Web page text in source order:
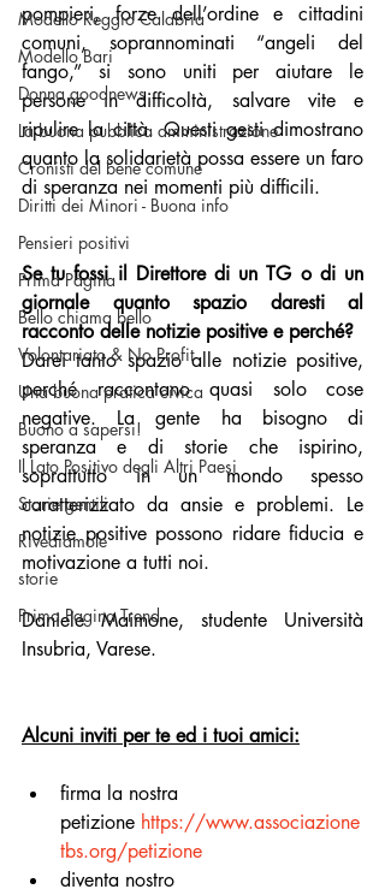
Modello Reggio Calabria
Modello Bari
Donna goodnews
La buona pubblica amministrazione
Cronisti del bene comune
Diritti dei Minori - Buona info
Pensieri positivi
Prima Pagina
Bello chiama bello
Volontariato & No Profit
Una buona pratica civica
Buono a sapersi!
Il Lato Positivo degli Altri Paesi
Storie gentili
Rivediamole
storie
Prima Pagina Trend
pompieri, forze dell’ordine e cittadini
comuni, soprannominati “angeli del
fango,” si sono uniti per aiutare le
persone in difficoltà, salvare vite e
ripulire la città. Questi gesti dimostrano
quanto la solidarietà possa essere un faro
di speranza nei momenti più difficili.
Se tu fossi il Direttore di un TG o di un
giornale quanto spazio daresti al
racconto delle notizie positive e perché?
Darei tanto spazio alle notizie positive,
perché raccontano quasi solo cose
negative. La gente ha bisogno di
speranza e di storie che ispirino,
soprattutto in un mondo spesso
caratterizzato da ansie e problemi. Le
notizie positive possono ridare fiducia e
motivazione a tutti noi.
Daniele Maimone, studente Università
Insubria, Varese.
Alcuni inviti per te ed i tuoi amici:
firma la nostra
petizione https://www.associazione
tbs.org/petizione
diventa nostro